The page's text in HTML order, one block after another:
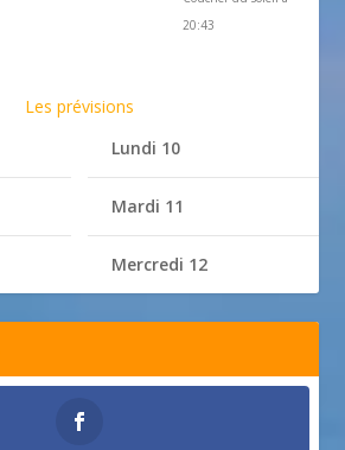
20:43
Les prévisions
Lundi 10
Mardi 11
Mercredi 12